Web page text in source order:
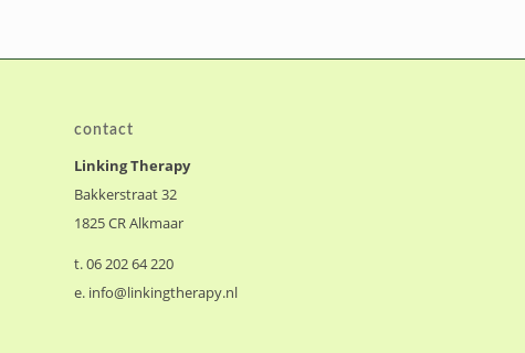
contact
Linking Therapy
Bakkerstraat 32
1825 CR Alkmaar
t. 06 202 64 220
e. info@linkingtherapy.nl